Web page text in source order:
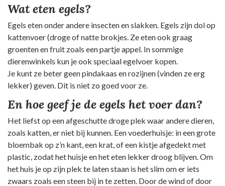
Wat eten egels?
Egels eten onder andere insecten en slakken. Egels zijn dol op
kattenvoer (droge of natte brokjes. Ze eten ook graag
groenten en fruit zoals een partje appel. In sommige
dierenwinkels kun je ook speciaal egelvoer kopen.
Je kunt ze beter geen pindakaas en rozijnen (vinden ze erg
lekker) geven. Dit is niet zo goed voor ze.
En hoe geef je de egels het voer dan?
Het liefst op een afgeschutte droge plek waar andere dieren,
zoals katten, er niet bij kunnen. Een voederhuisje: in een grote
bloembak op z’n kant, een krat, of een kistje afgedekt met
plastic, zodat het huisje en het eten lekker droog blijven. Om
het huis je op zijn plek te laten staan is het slim om er iets
zwaars zoals een steen bij in te zetten. Door de wind of door